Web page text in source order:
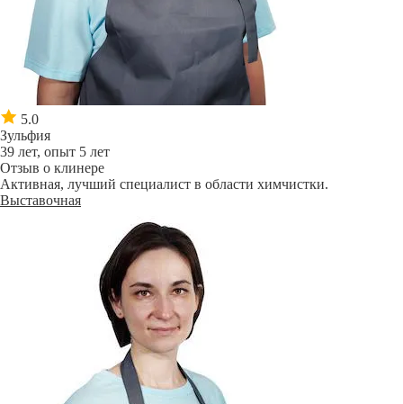
5.0
Зульфия
39 лет, опыт 5 лет
Отзыв о клинере
Активная, лучший специалист в области химчистки.
Выставочная